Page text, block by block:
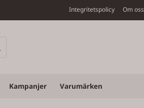
Integritetspolicy Om oss
Kampanjer Varumärken